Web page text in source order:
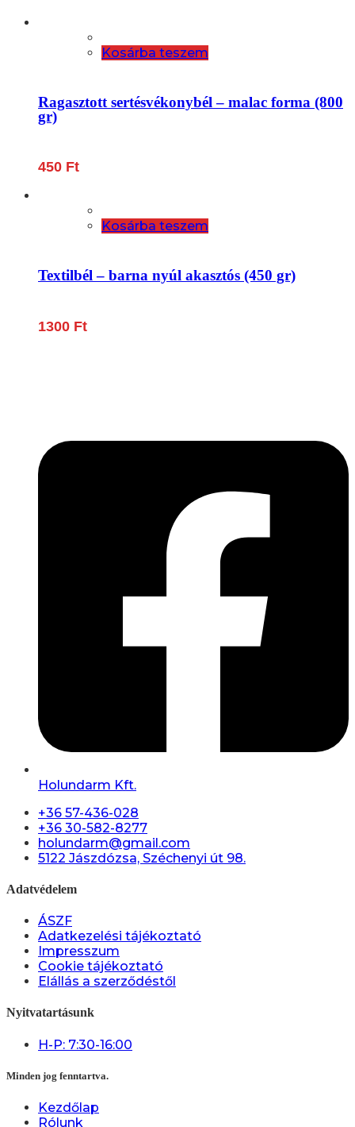
Kosárba teszem
Ragasztott sertésvékonybél – malac forma (800
gr)
450 Ft
Kosárba teszem
Textilbél – barna nyúl akasztós (450 gr)
1300 Ft
Holundarm Kft.
+36 57-436-028
+36 30-582-8277
holundarm@gmail.com
5122 Jászdózsa, Széchenyi út 98.
Adatvédelem
ÁSZF
Adatkezelési tájékoztató
Impresszum
Cookie tájékoztató
Elállás a szerződéstől
Nyitvatartásunk
H-P: 7:30-16:00
Minden jog fenntartva.
Kezdőlap
Rólunk